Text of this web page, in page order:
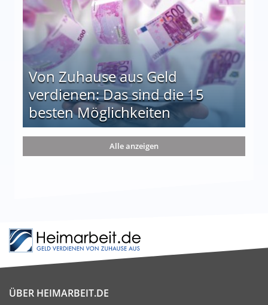
Von Zuhause aus Geld
verdienen: Das sind die 15
besten Möglichkeiten
die 15 besten Möglichkeiten
Alle anzeigen
ÜBER HEIMARBEIT.DE